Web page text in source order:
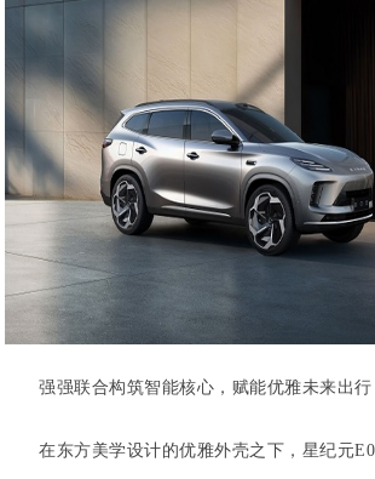
强强联合构筑智能核心，赋能优雅未来出行
在东方美学设计的优雅外壳之下，星纪元